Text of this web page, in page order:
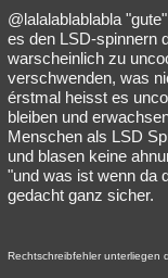
@lalalablablabla
es den LSD-spinnern
warscheinlich zu
verschwenden, was
érstmal heisst es
bleiben und
Menschen als LSD
und blasen keine
"und was ist wenn da
gedacht ganz sicher.
Rechtschreibfehler unterliegen